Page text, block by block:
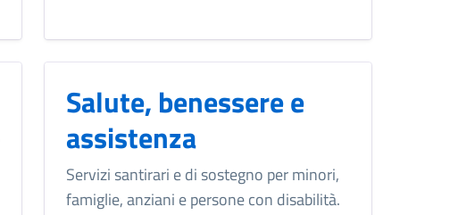
Salute, benessere e
assistenza
Servizi santirari e di sostegno per minori,
famiglie, anziani e persone con disabilità.